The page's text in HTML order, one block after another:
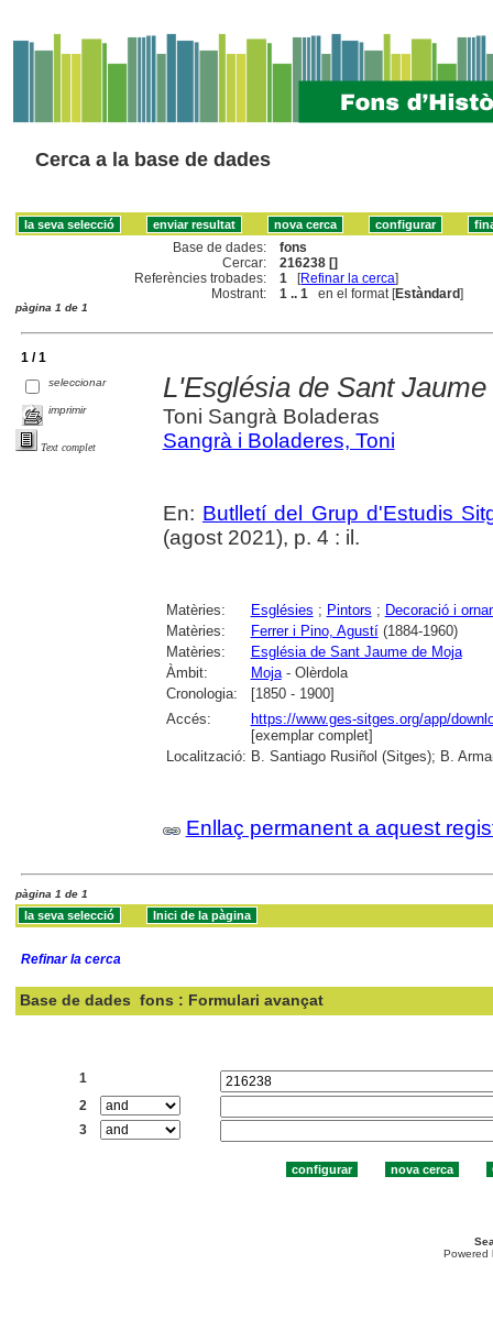
Cerca a la base de dades
Base de dades:
fons
Cercar:
216238 []
Referències trobades:
1 [Refinar la cerca]
Mostrant:
1 .. 1 en el format [Estàndard]
pàgina 1 de 1
1 / 1
seleccionar
imprimir
Text complet
L'Església de Sant
Toni Sangrà Boladeras
Sangrà i Boladeres, Toni
En: Butlletí del Grup d'Estudis
(agost 2021), p. 4 : il.
Matèries: Esglésies ; Pintors ; Decoració i
Matèries:
Ferrer i Pino, Agustí(1884-1960)
Matèries:
Església de Sant Jaume de Moja
Àmbit:
Moja- Olèrdola
Cronologia:
[1850 - 1900]
Accés:
https://www.ges-sitges.org/app/
[exemplar complet]
Localització: B. Santiago Rusiñol (Sitges); B.
Enllaç permanent a aquest
pàgina 1 de 1
Refinar la cerca
Base de dades fons : Formulari avançat
1
2
3